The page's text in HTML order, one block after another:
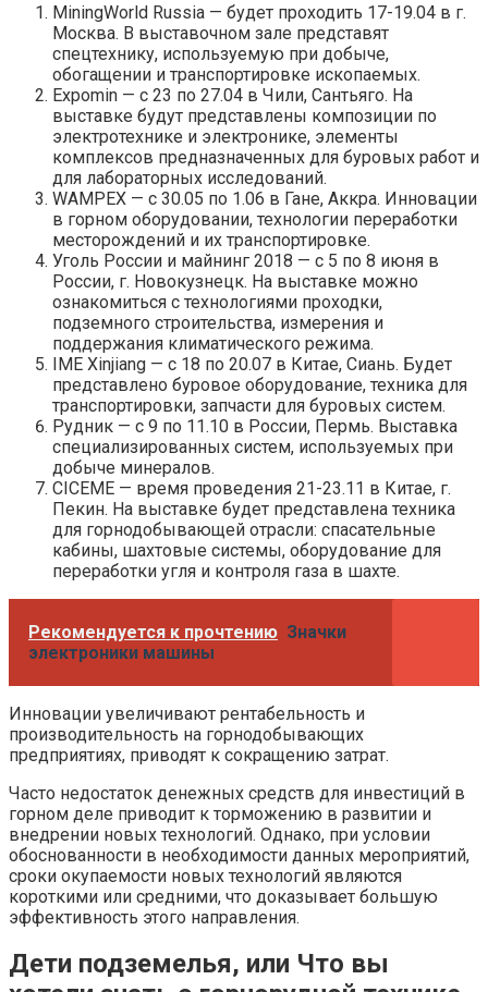
MiningWorld Russia — будет проходить 17-19.04 в г.
Москва. В выставочном зале представят
спецтехнику, используемую при добыче,
обогащении и транспортировке ископаемых.
Expomin — с 23 по 27.04 в Чили, Сантьяго. На
выставке будут представлены композиции по
электротехнике и электронике, элементы
комплексов предназначенных для буровых работ и
для лабораторных исследований.
WAMPEX — с 30.05 по 1.06 в Гане, Аккра. Инновации
в горном оборудовании, технологии переработки
месторождений и их транспортировке.
Уголь России и майнинг 2018 — с 5 по 8 июня в
России, г. Новокузнецк. На выставке можно
ознакомиться с технологиями проходки,
подземного строительства, измерения и
поддержания климатического режима.
IME Xinjiang — с 18 по 20.07 в Китае, Сиань. Будет
представлено буровое оборудование, техника для
транспортировки, запчасти для буровых систем.
Рудник — с 9 по 11.10 в России, Пермь. Выставка
специализированных систем, используемых при
добыче минералов.
CICEME — время проведения 21-23.11 в Китае, г.
Пекин. На выставке будет представлена техника
для горнодобывающей отрасли: спасательные
кабины, шахтовые системы, оборудование для
переработки угля и контроля газа в шахте.
Рекомендуется к прочтению Значки
электроники машины
Инновации увеличивают рентабельность и
производительность на горнодобывающих
предприятиях, приводят к сокращению затрат.
Часто недостаток денежных средств для инвестиций в
горном деле приводит к торможению в развитии и
внедрении новых технологий. Однако, при условии
обоснованности в необходимости данных мероприятий,
сроки окупаемости новых технологий являются
короткими или средними, что доказывает большую
эффективность этого направления.
Дети подземелья, или Что вы